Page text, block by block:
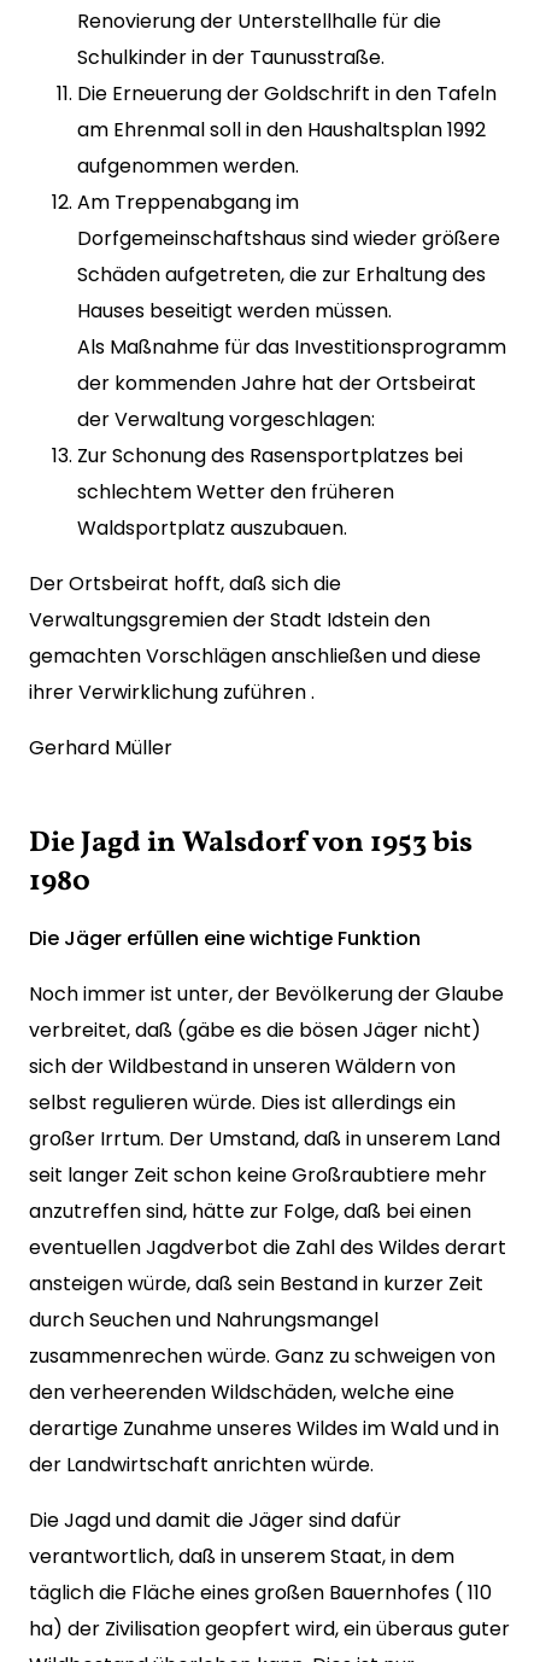
Renovierung der Unterstellhalle für die
Schulkinder in der Taunusstraße.
Die Erneuerung der Goldschrift in den Tafeln
am Ehrenmal soll in den Haushaltsplan 1992
aufgenommen werden.
Am Treppenabgang im
Dorfgemeinschaftshaus sind wieder größere
Schäden aufgetreten, die zur Erhaltung des
Hauses beseitigt werden müssen.
Als Maßnahme für das Investitionsprogramm
der kommenden Jahre hat der Ortsbeirat
der Verwaltung vorgeschlagen:
Zur Schonung des Rasensportplatzes bei
schlechtem Wetter den früheren
Waldsportplatz auszubauen.
Der Ortsbeirat hofft, daß sich die
Verwaltungsgremien der Stadt Idstein den
gemachten Vorschlägen anschließen und diese
ihrer Verwirklichung zuführen .
Gerhard Müller
Die Jagd in Walsdorf von 1953 bis
1980
Die Jäger erfüllen eine wichtige Funktion
Noch immer ist unter, der Bevölkerung der Glaube
verbreitet, daß (gäbe es die bösen Jäger nicht)
sich der Wildbestand in unseren Wäldern von
selbst regulieren würde. Dies ist allerdings ein
großer Irrtum. Der Umstand, daß in unserem Land
seit langer Zeit schon keine Großraubtiere mehr
anzutreffen sind, hätte zur Folge, daß bei einen
eventuellen Jagdverbot die Zahl des Wildes derart
ansteigen würde, daß sein Bestand in kurzer Zeit
durch Seuchen und Nahrungsmangel
zusammenrechen würde. Ganz zu schweigen von
den verheerenden Wildschäden, welche eine
derartige Zunahme unseres Wildes im Wald und in
der Landwirtschaft anrichten würde.
Die Jagd und damit die Jäger sind dafür
verantwortlich, daß in unserem Staat, in dem
täglich die Fläche eines großen Bauernhofes ( 110
ha) der Zivilisation geopfert wird, ein überaus guter